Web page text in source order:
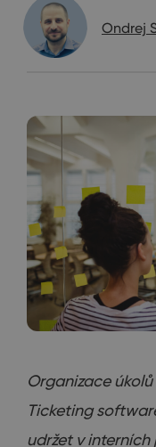
Ondrej
Organizace
Ticketing
udržet v